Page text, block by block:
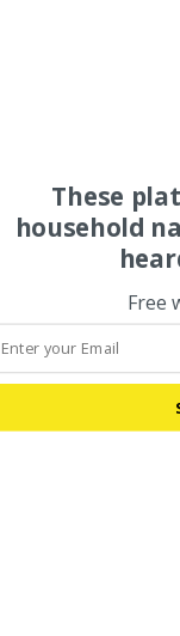
These
household
Free